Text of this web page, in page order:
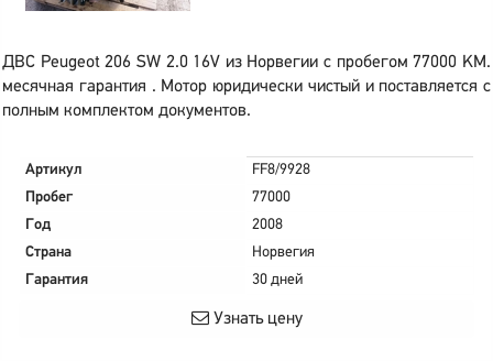
ДВС Peugeot 206 SW 2.0 16V из Норвегии с пробегом 77000 KM.
месячная гарантия . Мотор юридически чистый и поставляется с
полным комплектом документов.
Артикул
FF8/9928
Пробег
77000
Год
2008
Страна
Норвегия
Гарантия
30 дней
Узнать цену